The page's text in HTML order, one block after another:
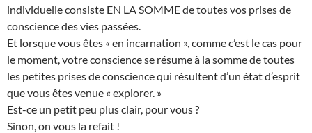
individuelle consiste EN LA SOMME de toutes vos prises de
conscience des vies passées.
Et lorsque vous êtes « en incarnation », comme c’est le cas pour
le moment, votre conscience se résume à la somme de toutes
les petites prises de conscience qui résultent d’un état d’esprit
que vous êtes venue « explorer. »
Est-ce un petit peu plus clair, pour vous ?
Sinon, on vous la refait !